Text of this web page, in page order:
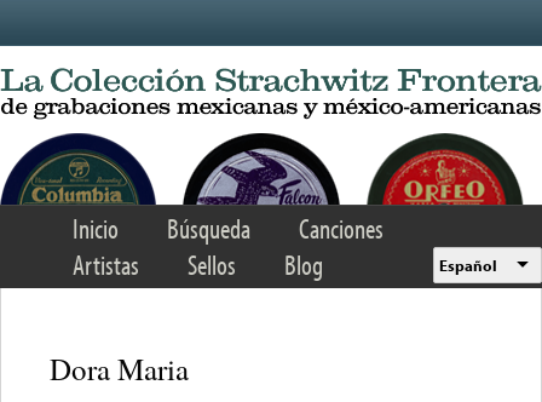
Inicio Búsqueda
Canciones
Artistas
Sellos Blog Español
Dora Maria